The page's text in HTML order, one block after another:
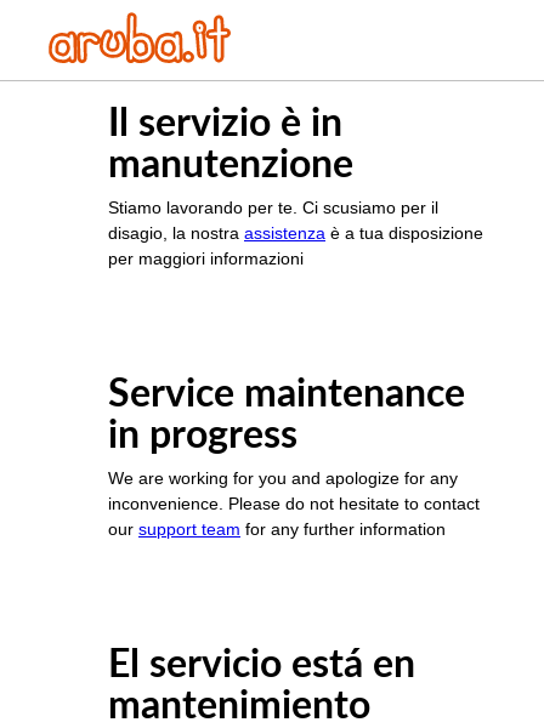
Il servizio è in
manutenzione
Stiamo lavorando per te. Ci scusiamo per il
disagio, la nostra assistenza è a tua disposizione
per maggiori informazioni
Service maintenance
in progress
We are working for you and apologize for any
inconvenience. Please do not hesitate to contact
our support team for any further information
El servicio está en
mantenimiento